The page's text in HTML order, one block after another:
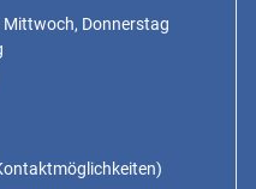
Donnerstag